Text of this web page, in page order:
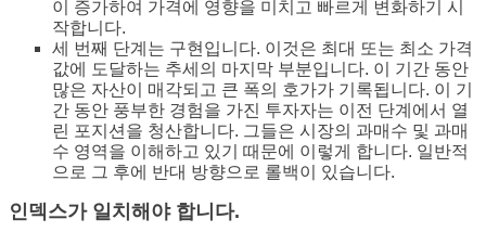
이 증가하여 가격에 영향을 미치고 빠르게 변화하기 시
작합니다.
세 번째 단계는 구현입니다. 이것은 최대 또는 최소 가격
값에 도달하는 추세의 마지막 부분입니다. 이 기간 동안
많은 자산이 매각되고 큰 폭의 호가가 기록됩니다. 이 기
간 동안 풍부한 경험을 가진 투자자는 이전 단계에서 열
린 포지션을 청산합니다. 그들은 시장의 과매수 및 과매
수 영역을 이해하고 있기 때문에 이렇게 합니다. 일반적
으로 그 후에 반대 방향으로 롤백이 있습니다.
인덱스가 일치해야 합니다.